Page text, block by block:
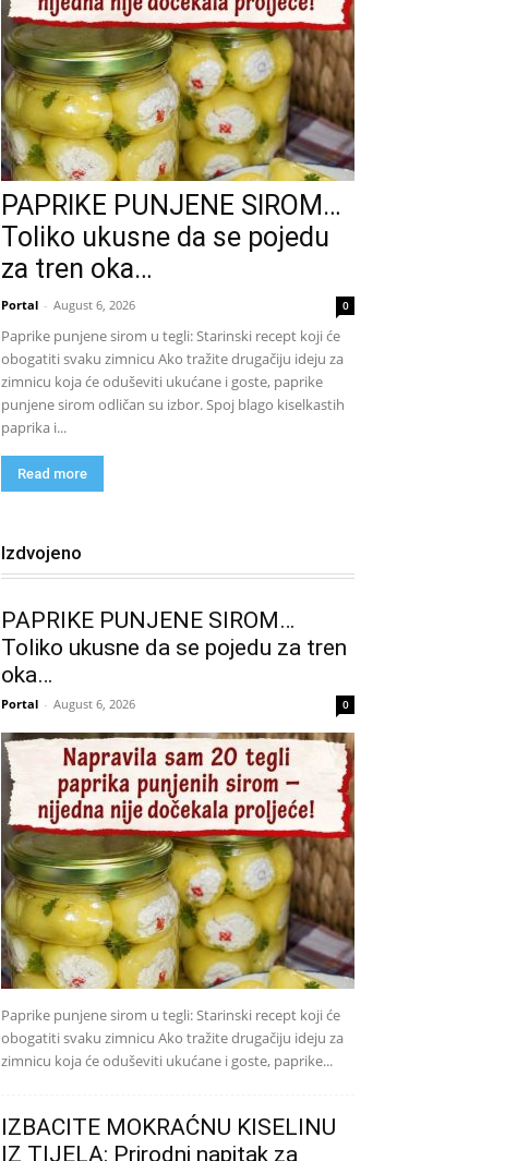
PAPRIKE PUNJENE SIROM…
Toliko ukusne da se pojedu
za tren oka…
Portal - August 6, 2026 0
Paprike punjene sirom u tegli: Starinski recept koji će
obogatiti svaku zimnicu Ako tražite drugačiju ideju za
zimnicu koja će oduševiti ukućane i goste, paprike
punjene sirom odličan su izbor. Spoj blago kiselkastih
paprika i...
Read more
Izdvojeno
PAPRIKE PUNJENE SIROM…
Toliko ukusne da se pojedu za tren
oka…
Portal - August 6, 2026 0
Paprike punjene sirom u tegli: Starinski recept koji će
obogatiti svaku zimnicu Ako tražite drugačiju ideju za
zimnicu koja će oduševiti ukućane i goste, paprike...
IZBACITE MOKRAĆNU KISELINU
IZ TIJELA: Prirodni napitak za